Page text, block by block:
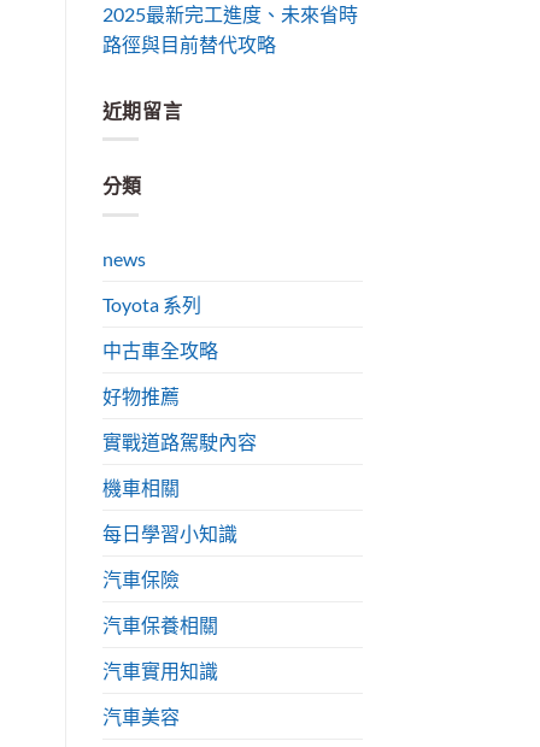
2025最新完工進度、未來省時
路徑與目前替代攻略
近期留言
分類
news
Toyota 系列
中古車全攻略
好物推薦
實戰道路駕駛內容
機車相關
每日學習小知識
汽車保險
汽車保養相關
汽車實用知識
汽車美容